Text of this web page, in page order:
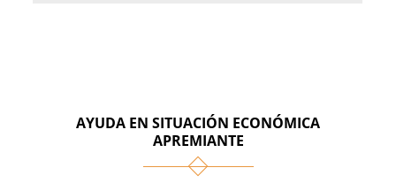
AYUDA EN SITUACIÓN ECONÓMICA
APREMIANTE